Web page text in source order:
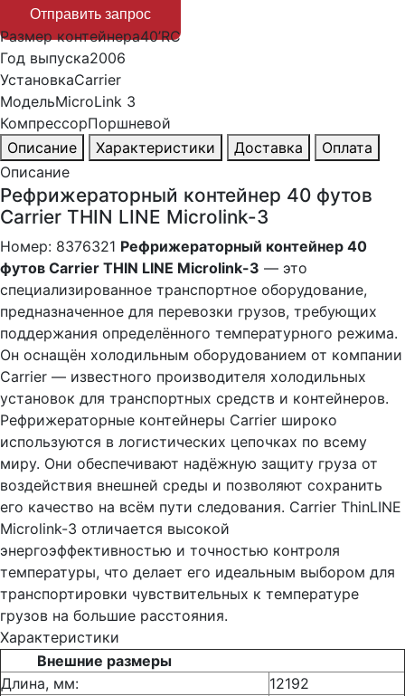
Отправить запрос
Размер контейнера40’RC
Год выпуска2006
УстановкаCarrier
МодельMicroLink 3
КомпрессорПоршневой
Описание
Характеристики Доставка
Оплата
Описание
Рефрижераторный контейнер 40 футов
Carrier THIN LINE Microlink-3
Номер: 8376321 Рефрижераторный контейнер 40
футов Carrier THIN LINE Microlink-3 — это
специализированное транспортное оборудование,
предназначенное для перевозки грузов, требующих
поддержания определённого температурного режима.
Он оснащён холодильным оборудованием от компании
Carrier — известного производителя холодильных
установок для транспортных средств и контейнеров.
Рефрижераторные контейнеры Carrier широко
используются в логистических цепочках по всему
миру. Они обеспечивают надёжную защиту груза от
воздействия внешней среды и позволяют сохранить
его качество на всём пути следования. Carrier ThinLINE
Microlink-3 отличается высокой
энергоэффективностью и точностью контроля
температуры, что делает его идеальным выбором для
транспортировки чувствительных к температуре
грузов на большие расстояния.
Характеристики
Внешние размеры
Длина, мм:
12192